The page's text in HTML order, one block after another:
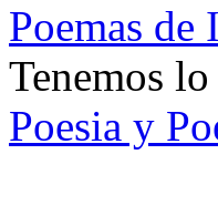
Poemas de
Tenemos
Poesia y